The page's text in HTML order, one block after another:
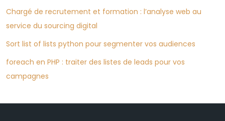
Chargé de recrutement et formation : l’analyse web au
service du sourcing digital
Sort list of lists python pour segmenter vos audiences
foreach en PHP : traiter des listes de leads pour vos
campagnes